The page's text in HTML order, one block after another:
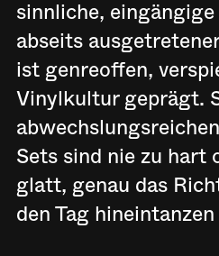
sinnliche,
abseits
ist genreoffen,
Vinylkultur geprägt.
Sets sind nie zu hart
glatt, genau das
den Tag